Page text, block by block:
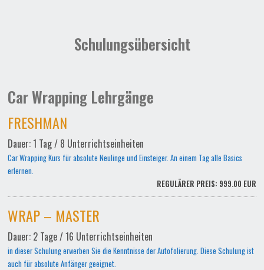
Schulungsübersicht
Car Wrapping Lehrgänge
FRESHMAN
Dauer: 1 Tag / 8 Unterrichtseinheiten
Car Wrapping Kurs für absolute Neulinge und Einsteiger. An einem Tag alle Basics
erlernen.
REGULÄRER PREIS: 999.00 EUR
WRAP – MASTER
Dauer: 2 Tage / 16 Unterrichtseinheiten
in dieser Schulung erwerben Sie die Kenntnisse der Autofolierung. Diese Schulung ist
auch für absolute Anfänger geeignet.